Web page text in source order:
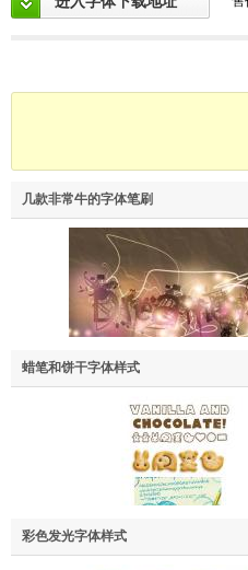
几款非常牛的字体笔刷
蜡笔和饼干字体样式
彩色发光字体样式